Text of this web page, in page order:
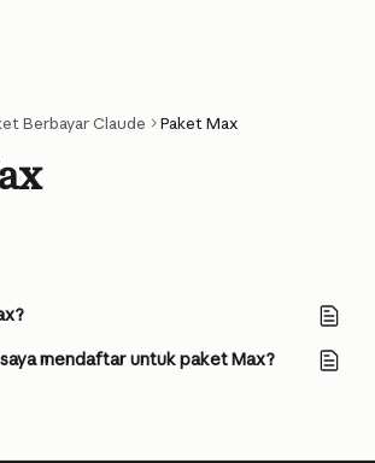
Berbayar Claude Paket Max
mendaftar untuk paket Max?